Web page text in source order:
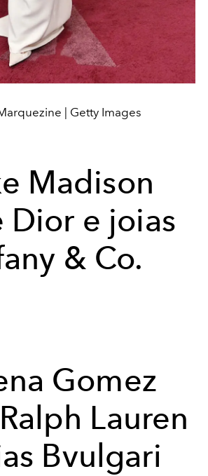
| Getty Images
Madison
Dior e joias
& Co.
Gomez
Lauren
Bvulgari